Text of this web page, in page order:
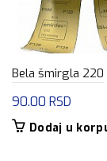
Bela šmirgla 220
90.00 RSD
Dodaj u